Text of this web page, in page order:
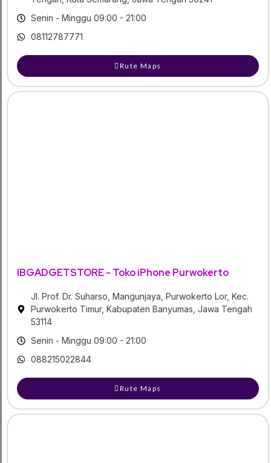
Senin - Minggu 09:00 - 21:00
08112787771
Rute Maps
IBGADGETSTORE - Toko iPhone Purwokerto
Jl. Prof. Dr. Suharso, Mangunjaya, Purwokerto Lor, Kec.
Purwokerto Timur, Kabupaten Banyumas, Jawa Tengah
53114
Senin - Minggu 09:00 - 21:00
088215022844
Rute Maps